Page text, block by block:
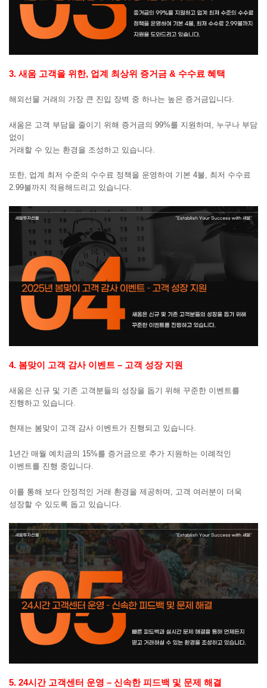
3. 새움 고객을 위한, 업계 최상위 증거금 & 수수료 혜택
해외선물 거래의 가장 큰 진입 장벽 중 하나는 높은 증거금입니다.
새움은 고객 부담을 줄이기 위해 증거금의 99%를 지원하며, 누구나 부담
없이
거래할 수 있는 환경을 조성하고 있습니다.
또한, 업계 최저 수준의 수수료 정책을 운영하여 기본 4불, 최저 수수료
2.99불까지 적용해드리고 있습니다.
4. 봄맞이 고객 감사 이벤트 – 고객 성장 지원
새움은 신규 및 기존 고객분들의 성장을 돕기 위해 꾸준한 이벤트를
진행하고 있습니다.
현재는 봄맞이 고객 감사 이벤트가 진행되고 있습니다.
1년간 매월 예치금의 15%를 증거금으로 추가 지원하는 이례적인
이벤트를 진행 중입니다.
이를 통해 보다 안정적인 거래 환경을 제공하며, 고객 여러분이 더욱
성장할 수 있도록 돕고 있습니다.
5. 24시간 고객센터 운영 – 신속한 피드백 및 문제 해결